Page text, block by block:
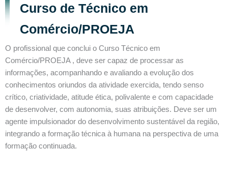
Curso de Técnico em
Comércio/PROEJA
O profissional que conclui o Curso Técnico em
Comércio/PROEJA , deve ser capaz de processar as
informações, acompanhando e avaliando a evolução dos
conhecimentos oriundos da atividade exercida, tendo senso
crítico, criatividade, atitude ética, polivalente e com capacidade
de desenvolver, com autonomia, suas atribuições. Deve ser um
agente impulsionador do desenvolvimento sustentável da região,
integrando a formação técnica à humana na perspectiva de uma
formação continuada.